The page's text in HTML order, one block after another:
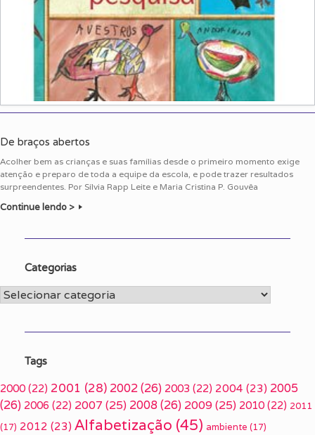
De braços abertos
Acolher bem as crianças e suas famílias desde o primeiro momento exige
atenção e preparo de toda a equipe da escola, e pode trazer resultados
surpreendentes. Por Sílvia Rapp Leite e Maria Cristina P. Gouvêa
Continue lendo >
Categorias
Categorias
Tags
2000 (22) 2001 (28) 2002(26) 2003 (22) 2004 (23) 2005
(26) 2006 (22) 2007 (25) 2008(26) 2009(25) 2010 (22) 2011
(17) 2012 (23) Alfabetização (45) ambiente (17)